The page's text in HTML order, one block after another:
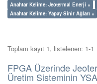
Anahtar Kelime: Jeotermal Enerji ×
Anahtar Kelime: Yapay Sinir Ağları ×
Toplam kayıt 1, listelenen: 1-1
FPGA Üzerinde
Üretim Sisteminin